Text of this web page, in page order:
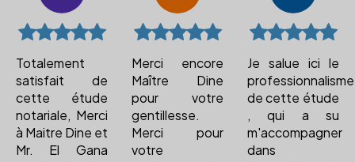
Totalement
satisfait de
cette étude
notariale, Merci
à Maitre Dine et
Mr. El Gana
Merci encore
Maître Dine
pour votre
gentillesse.
Merci pour
votre
Je salue ici le
professionnalisme
de cette étude
, qui a su
m'accompagner
dans